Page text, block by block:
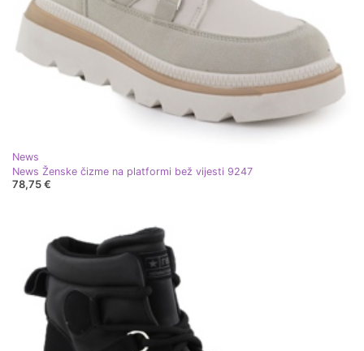
News
News Ženske čizme na platformi bež vijesti 9247
78,75 €